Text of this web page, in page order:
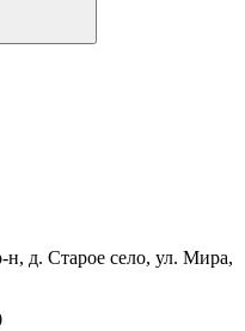
д. Старое село, ул. Мира,